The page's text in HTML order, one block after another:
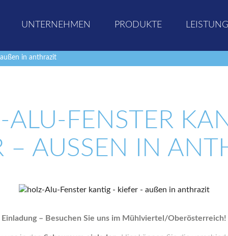
UNTERNEHMEN PRODUKTE
in anthrazit
FENSTER
– AUSSEN IN
Einladung – Besuchen Sie uns im Mühlviertel/Oberösterreich!